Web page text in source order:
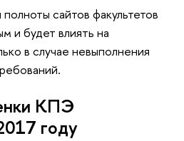
сайтов факультетов
и будет влиять на
в случае невыполнения
КПЭ
году